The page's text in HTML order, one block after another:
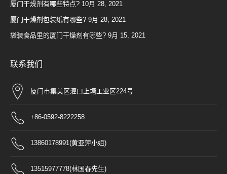
厦门干燥剂有哪些特点? 10月 28, 2021
厦门干燥剂包装纸有哪些? 9月 28, 2021
袋装食品里的厦门干燥剂有哪些? 9月 15, 2021
联系我们
厦门市集美区灌口上塘工业区224号
+86-0592-8222258
13860178991(黄亚萍小姐)
13515977778(林国春先生)